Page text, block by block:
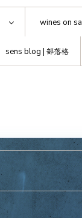
wines on
sens blog | 部落格
Hi —